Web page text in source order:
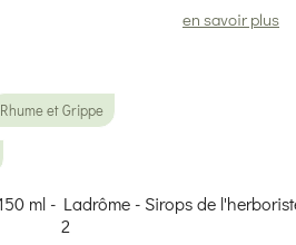
en savoir plus
Rhume et Grippe